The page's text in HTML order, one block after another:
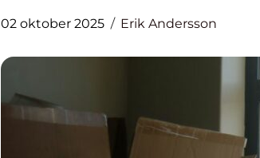
02 oktober 2025 Erik Andersson